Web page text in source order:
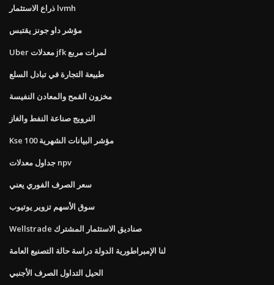
ذراع الاستثمار lvmh
مؤشر داو جونز يقتبس
Uber معدلات jfk لمرات مربع
طبيعة التجارة في تبادل السلع
مخزون القمح والمعادن النفيسة
النرويج صناعة النفط والغاز
Kse 100 مؤشر البيانات الشهرية
جداول معدلات npv
سعر الصرف الفوري يعني
سوق الأسهم تزوير يوتيوب
Wellstrade صناديق الاستثمار المشترك
لنا الإمبراطورية الدولة دراسة حالة التصنيع العامة
الحيل التداول الصرف الأجنبي